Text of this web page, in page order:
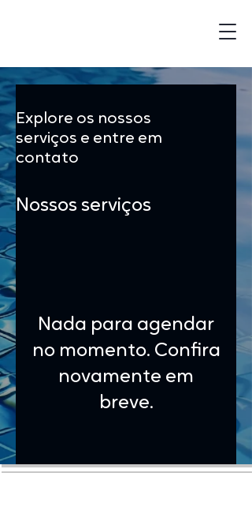
Explore os nossos
serviços e entre em
contato
Nossos serviços
Nada para agendar
no momento. Confira
novamente em
breve.